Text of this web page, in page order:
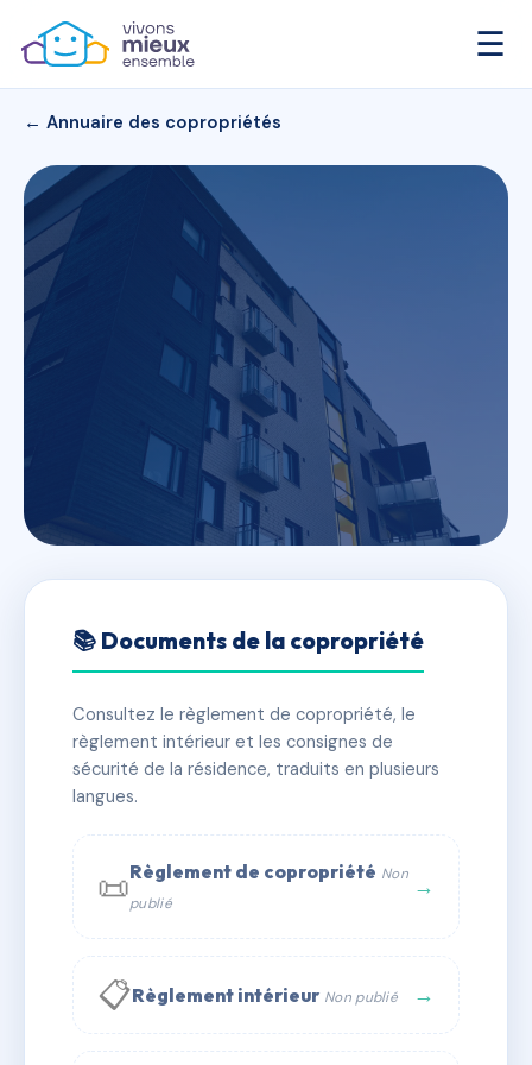
☰
← Annuaire des copropriétés
Copropriété du 53 Rue de la
République
📍 53 r de la republique 13400 Aubagne
✓ Immatriculée 🏠 6 lots 🏗 1 bâtiment(s)
📞 Contacter Syndic Digital 💬 WhatsApp
✉ Email
📚 Documents de la copropriété
Consultez le règlement de copropriété, le
règlement intérieur et les consignes de
sécurité de la résidence, traduits en plusieurs
langues.
📜Règlement de copropriété Non
publié
→
📋Règlement intérieur Non publié →